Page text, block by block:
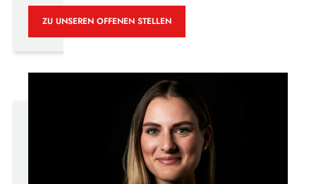
ZU UNSEREN OFFENEN STELLEN